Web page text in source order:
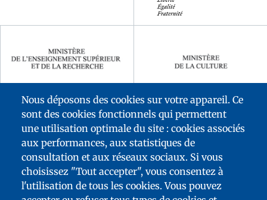
Nous déposons des cookies sur votre appareil. Ce
sont des cookies fonctionnels qui permettent
une utilisation optimale du site : cookies associés
aux performances, aux statistiques de
consultation et aux réseaux sociaux. Si vous
choisissez "Tout accepter", vous consentez à
l'utilisation de tous les cookies. Vous pouvez